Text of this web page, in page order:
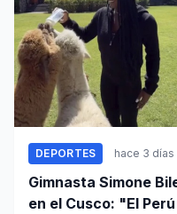
DEPORTES hace 3 días
Gimnasta Simone
en el Cusco: "El